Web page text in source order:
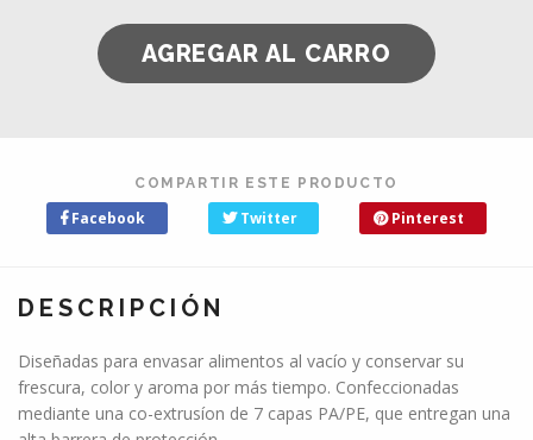
COMPARTIR ESTE PRODUCTO
Facebook Twitter Pinterest
DESCRIPCIÓN
Diseñadas para envasar alimentos al vacío y conservar su
frescura, color y aroma por más tiempo. Confeccionadas
mediante una co-extrusíon de 7 capas PA/PE, que entregan una